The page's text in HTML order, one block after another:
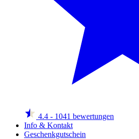
4.4 - 1041 bewertungen
Info & Kontakt
Geschenkgutschein